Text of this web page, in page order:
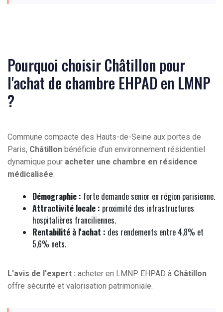
Pourquoi choisir Châtillon pour
l'achat de chambre EHPAD en LMNP
?
Commune compacte des Hauts-de-Seine aux portes de
Paris, Châtillon bénéficie d'un environnement résidentiel
dynamique pour acheter une chambre en résidence
médicalisée
Démographie : forte demande senior en région parisienne.
Attractivité locale : proximité des infrastructures
hospitalières franciliennes.
Rentabilité à l'achat : des rendements entre 4,8% et
5,6% nets.
L'avis de l'expert : acheter en LMNP EHPAD à Châtillon
offre sécurité et valorisation patrimoniale.